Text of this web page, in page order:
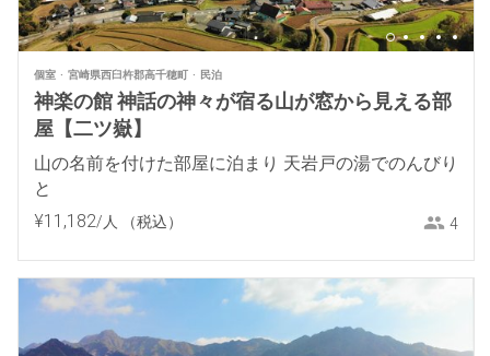
個室 宮崎県西臼杵郡高千穂町 民泊
神楽の館 神話の神々が宿る山が窓から見える部
屋【二ツ嶽】
山の名前を付けた部屋に泊まり 天岩戸の湯でのんびり
と
¥11 ,182/人 （税込） 4